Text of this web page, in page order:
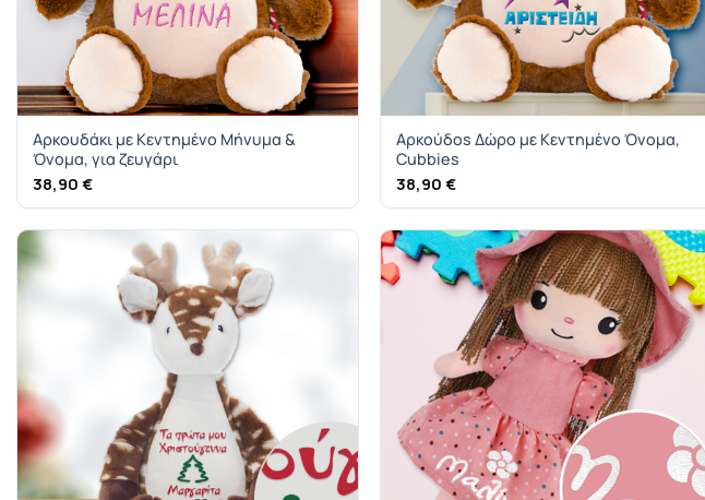
Αρκουδάκι με Κεντημένο Μήνυμα &
Όνομα, για ζευγάρι
38,90 €
Αρκούδοs Δώρο με Κεντημένο Όνομα,
Cubbies
38,90€